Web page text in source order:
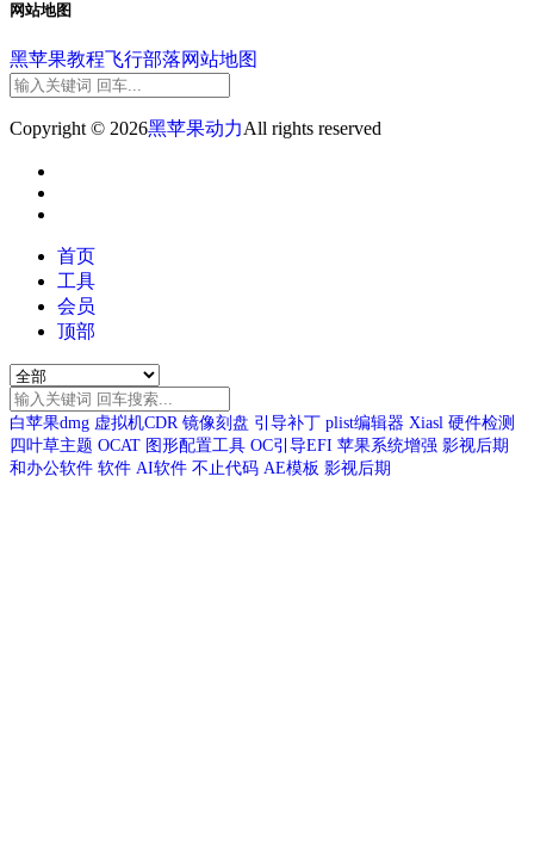
网站地图
黑苹果教程飞行部落网站地图
Copyright © 2026黑苹果动力All rights reserved
首页
工具
会员
顶部
白苹果dmg 虚拟机CDR 镜像刻盘 引导补丁 plist编辑器 Xiasl 硬件检测
四叶草主题 OCAT 图形配置工具 OC引导EFI 苹果系统增强 影视后期
和办公软件 软件 AI软件 不止代码 AE模板 影视后期